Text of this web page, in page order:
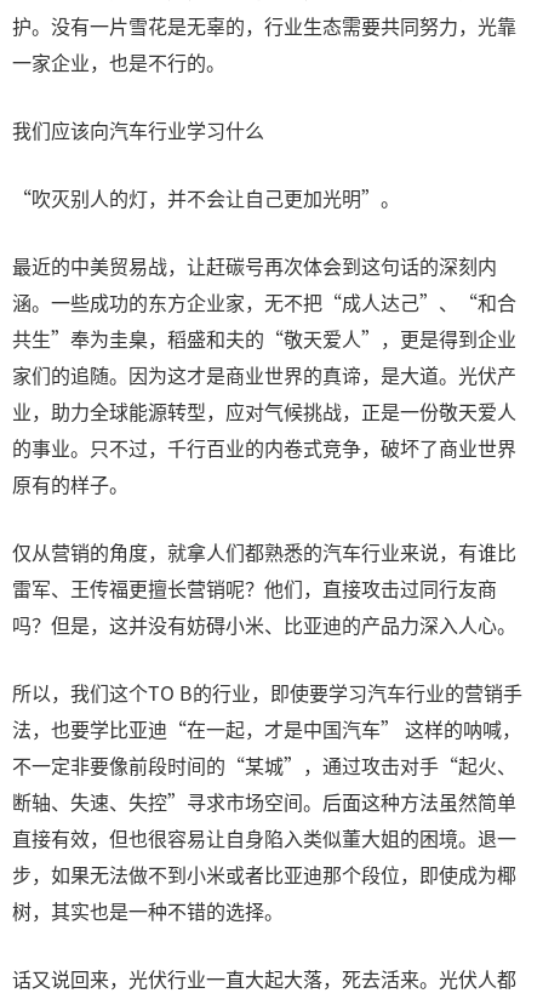
护。没有一片雪花是无辜的，行业生态需要共同努力，光靠
一家企业，也是不行的。
我们应该向汽车行业学习什么
“吹灭别人的灯，并不会让自己更加光明”。
最近的中美贸易战，让赶碳号再次体会到这句话的深刻内
涵。一些成功的东方企业家，无不把“成人达己”、“和合
共生”奉为圭臬，稻盛和夫的“敬天爱人”，更是得到企业
家们的追随。因为这才是商业世界的真谛，是大道。光伏产
业，助力全球能源转型，应对气候挑战，正是一份敬天爱人
的事业。只不过，千行百业的内卷式竞争，破坏了商业世界
原有的样子。
仅从营销的角度，就拿人们都熟悉的汽车行业来说，有谁比
雷军、王传福更擅长营销呢？他们，直接攻击过同行友商
吗？但是，这并没有妨碍小米、比亚迪的产品力深入人心。
所以，我们这个TO B的行业，即使要学习汽车行业的营销手
法，也要学比亚迪“在一起，才是中国汽车” 这样的呐喊，
不一定非要像前段时间的“某城”，通过攻击对手“起火、
断轴、失速、失控”寻求市场空间。后面这种方法虽然简单
直接有效，但也很容易让自身陷入类似董大姐的困境。退一
步，如果无法做不到小米或者比亚迪那个段位，即使成为椰
树，其实也是一种不错的选择。
话又说回来，光伏行业一直大起大落，死去活来。光伏人都